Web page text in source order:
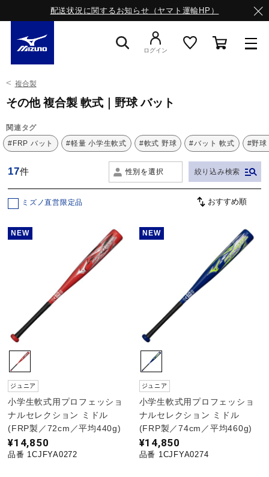
配送状況に関するお知らせ（ヤマト運輸HP）
トレーニング
野球
バレーボール
ログイン
複合製
その他 複合製 軟式｜野球 バット
関連タグ
#FRP バット
#軽量 小学生軟式 #軟式 野球 #バット 軟式 #野球
17件 性別を選択 絞り込み検索
ミズノ直営限定品
NEW
ジュニア
小学生軟式用プロフェッショ
ナルセレクション ミドル
(FRP製／72cm／平均440g)
¥14,850
品番 1CJFYA0272
NEW
ジュニア
小学生軟式用プロフェッショ
ナルセレクション ミドル
(FRP製／74cm／平均460g)
¥14,850
品番 1CJFYA0274